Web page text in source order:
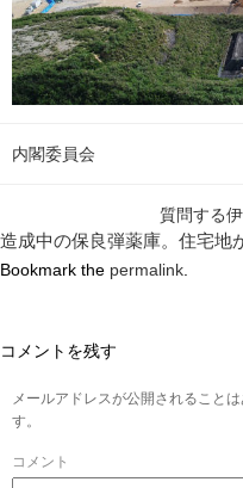
内閣委員会
質問する
造成中の保良弾薬庫。住宅地
Bookmark the permalink
コメントを残す
メールアドレスが公開されること
す。
コメント